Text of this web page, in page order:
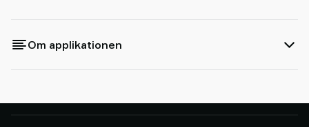
Om applikationen